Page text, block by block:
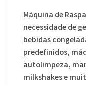
Máquina de
necessidade de
bebidas
predefinidos,
autolimpeza,
milkshakes e